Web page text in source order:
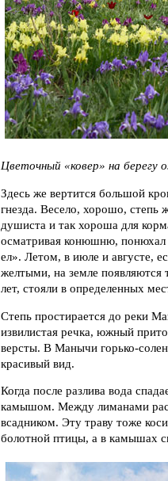
Цветочный «ковер» на берегу
Здесь же вертится большой
гнезда. Весело, хорошо, степь
душиста и так хороша для
осматривая конюшню, понюхал
ел». Летом, в июле и августе,
желтыми, на земле появляются
лет, стояли в определенных
Степь простирается до реки
извилистая речка, южный
версты. В Манычи горько-
красивый вид.
Когда после разлива вода
камышом. Между лиманами
всадником. Эту траву тоже
болотной птицы, а в камышах